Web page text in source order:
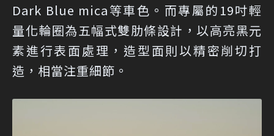
Dark Blue mica等車色。而專屬的19吋輕
量化輪圈為五幅式雙肋條設計，以高亮黑元
素進行表面處理，造型面則以精密削切打
造，相當注重細節。